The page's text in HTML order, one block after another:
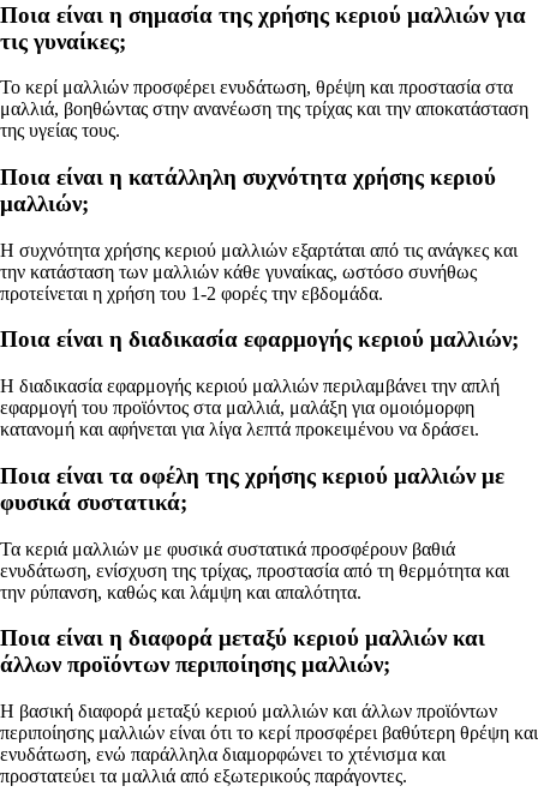
Ποια είναι η σημασία της χρήσης κεριού μαλλιών για
τις γυναίκες;
Το κερί μαλλιών προσφέρει ενυδάτωση, θρέψη και προστασία στα
μαλλιά, βοηθώντας στην ανανέωση της τρίχας και την αποκατάσταση
της υγείας τους.
Ποια είναι η κατάλληλη συχνότητα χρήσης κεριού
μαλλιών;
Η συχνότητα χρήσης κεριού μαλλιών εξαρτάται από τις ανάγκες και
την κατάσταση των μαλλιών κάθε γυναίκας, ωστόσο συνήθως
προτείνεται η χρήση του 1-2 φορές την εβδομάδα.
Ποια είναι η διαδικασία εφαρμογής κεριού μαλλιών;
Η διαδικασία εφαρμογής κεριού μαλλιών περιλαμβάνει την απλή
εφαρμογή του προϊόντος στα μαλλιά, μαλάξη για ομοιόμορφη
κατανομή και αφήνεται για λίγα λεπτά προκειμένου να δράσει.
Ποια είναι τα οφέλη της χρήσης κεριού μαλλιών με
φυσικά συστατικά;
Τα κεριά μαλλιών με φυσικά συστατικά προσφέρουν βαθιά
ενυδάτωση, ενίσχυση της τρίχας, προστασία από τη θερμότητα και
την ρύπανση, καθώς και λάμψη και απαλότητα.
Ποια είναι η διαφορά μεταξύ κεριού μαλλιών και
άλλων προϊόντων περιποίησης μαλλιών;
Η βασική διαφορά μεταξύ κεριού μαλλιών και άλλων προϊόντων
περιποίησης μαλλιών είναι ότι το κερί προσφέρει βαθύτερη θρέψη και
ενυδάτωση, ενώ παράλληλα διαμορφώνει το χτένισμα και
προστατεύει τα μαλλιά από εξωτερικούς παράγοντες.